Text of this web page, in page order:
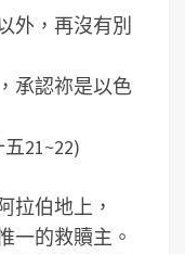
外，再沒有別
承認祢是以色
21~22)
拉伯地上，
一的救贖主。